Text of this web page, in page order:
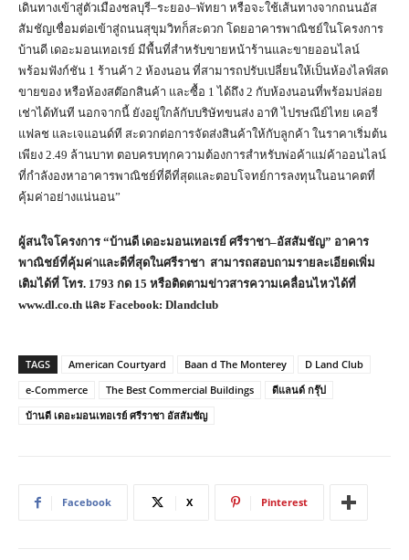
เดินทางเข้าสู่ตัวเมืองชลบุรี–ระยอง–พัทยา หรือจะใช้เส้นทางจากถนนอัส
สัมชัญเชื่อมต่อเข้าสู่ถนนสุขุมวิทก็สะดวก โดยอาคารพาณิชย์ในโครงการ
บ้านดี เดอะมอนเทอเรย์ มีพื้นที่สำหรับขายหน้าร้านและขายออนไลน์
พร้อมฟังก์ชัน 1 ร้านค้า 2 ห้องนอน ที่สามารถปรับเปลี่ยนให้เป็นห้องไลฟ์สด
ขายของ หรือห้องสต๊อกสินค้า และซื้อ 1 ได้ถึง 2 กับห้องนอนที่พร้อมปล่อย
เช่าได้ทันที นอกจากนี้ ยังอยู่ใกล้กับบริษัทขนส่ง อาทิ ไปรษณีย์ไทย เคอรี่
แฟลช และเจแอนด์ที สะดวกต่อการจัดส่งสินค้าให้กับลูกค้า ในราคาเริ่มต้น
เพียง 2.49 ล้านบาท ตอบครบทุกความต้องการสำหรับพ่อค้าแม่ค้าออนไลน์
ที่กำลังองหาอาคารพาณิชย์ที่ดีที่สุดและตอบโจทย์การลงทุนในอนาคตที่
คุ้มค่าอย่างแน่นอน”
ผู้สนใจโครงการ “บ้านดี เดอะมอนเทอเรย์ ศรีราชา–อัสสัมชัญ” อาคาร
พาณิชย์ที่คุ้มค่าและดีที่สุดในศรีราชา สามารถสอบถามรายละเอียดเพิ่ม
เติมได้ที่ โทร. 1793 กด 15 หรือติดตามข่าวสารความเคลื่อนไหวได้ที่
www.dl.co.th และ Facebook: Dlandclub
TAGS American Courtyard Baan d The Monterey
D Land Club
e-Commerce
The Best Commercial Buildings
ดีแลนด์ กรุ๊ป
บ้านดี เดอะมอนเทอเรย์ ศรีราชา อัสสัมชัญ
Facebook X Pinterest